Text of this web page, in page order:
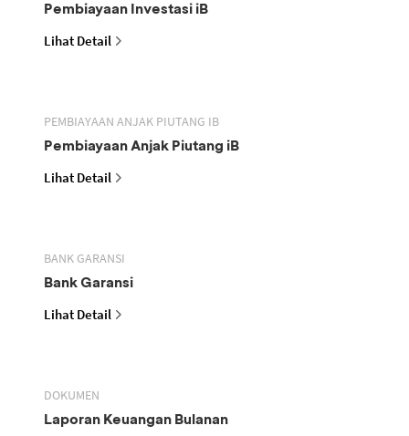
Pembiayaan Investasi iB
Lihat Detail
PEMBIAYAAN ANJAK PIUTANG IB
Pembiayaan Anjak Piutang iB
Lihat Detail
BANK GARANSI
Bank Garansi
Lihat Detail
DOKUMEN
Laporan Keuangan Bulanan